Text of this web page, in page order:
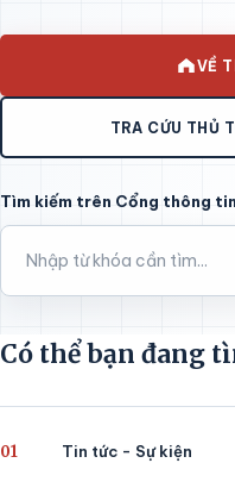
VỀ
TRA CỨU THỦ
Tìm kiếm trên Cổng thông
Có thể bạn đang
01 Tin tức - Sự kiện